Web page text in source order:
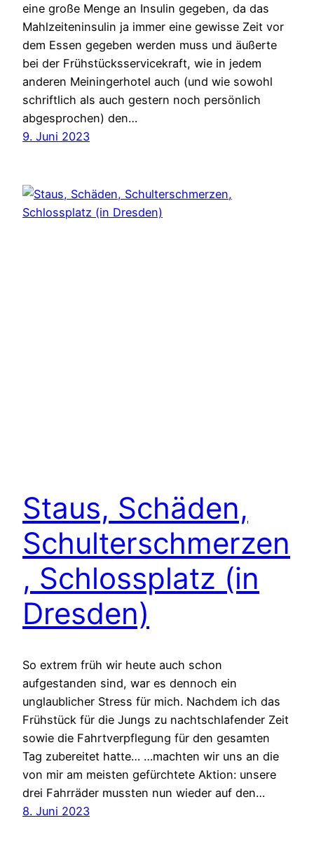
eine große Menge an Insulin gegeben, da das
Mahlzeiteninsulin ja immer eine gewisse Zeit vor
dem Essen gegeben werden muss und äußerte
bei der Frühstücksservicekraft, wie in jedem
anderen Meiningerhotel auch (und wie sowohl
schriftlich als auch gestern noch persönlich
abgesprochen) den…
9. Juni 2023
Staus, Schäden,
Schulterschmerzen
, Schlossplatz (in
Dresden)
So extrem früh wir heute auch schon
aufgestanden sind, war es dennoch ein
unglaublicher Stress für mich. Nachdem ich das
Frühstück für die Jungs zu nachtschlafender Zeit
sowie die Fahrtverpflegung für den gesamten
Tag zubereitet hatte… …machten wir uns an die
von mir am meisten gefürchtete Aktion: unsere
drei Fahrräder mussten nun wieder auf den…
8. Juni 2023